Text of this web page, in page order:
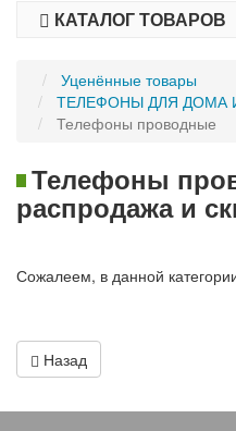
КАТАЛОГ ТОВАРОВ
Уценённые товары
ТЕЛЕФОНЫ ДЛЯ ДОМА
Телефоны проводные
Телефоны
распродажа и
Сожалеем, в данной
Назад